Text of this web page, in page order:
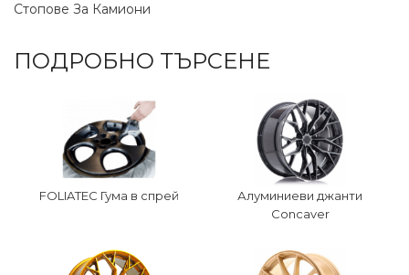
Стопове За Камиони
ПОДРОБНО ТЪРСЕНЕ
FOLIATEC Гума в спрей
Алуминиеви джанти
Concaver